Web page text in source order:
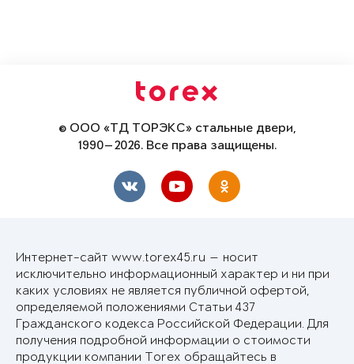
© ООО «ТД ТОРЭКС» стальные двери,
1990—2026. Все права защищены.
Интернет-сайт www.torex45.ru — носит
исключительно информационный характер и ни при
каких условиях не является публичной офертой,
определяемой положениями Статьи 437
Гражданского кодекса Российской Федерации. Для
получения подробной информации о стоимости
продукции компании Torex обращайтесь в